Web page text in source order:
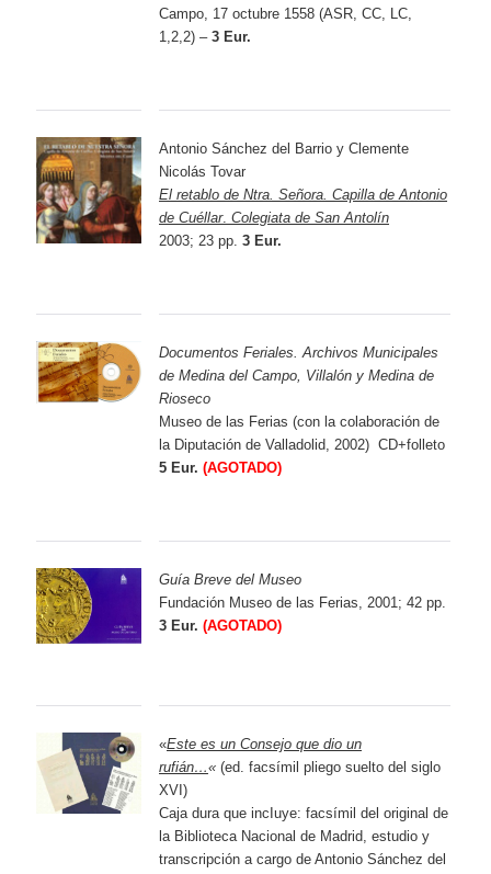
Campo, 17 octubre 1558 (ASR, CC, LC,
1,2,2) – 3 Eur.
Antonio Sánchez del Barrio y Clemente
Nicolás Tovar
El retablo de Ntra. Señora. Capilla de Antonio
de Cuéllar. Colegiata de San Antolín
2003; 23 pp. 3 Eur.
Documentos Feriales. Archivos Municipales
de Medina del Campo, Villalón y Medina de
Rioseco
Museo de las Ferias (con la colaboración de
la Diputación de Valladolid, 2002) CD+folleto
5 Eur. (AGOTADO)
Guía Breve del Museo
Fundación Museo de las Ferias, 2001; 42 pp.
3 Eur. (AGOTADO)
«Este es un Consejo que dio un
rufián…« (ed. facsímil pliego suelto del siglo
XVI)
Caja dura que incIuye: facsímil del original de
la Biblioteca Nacional de Madrid, estudio y
transcripción a cargo de Antonio Sánchez del